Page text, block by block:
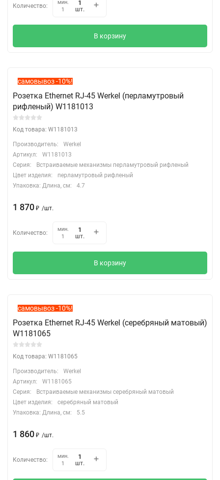
Количество:
мин.
1
шт.
В корзину
самовывоз -10%!
Розетка Ethernet RJ-45 Werkel (перламутровый
рифленый) W1181013
Код товара: W1181013
Производитель:
Werkel
Артикул:
W1181013
Серия:
Встраиваемые механизмы перламутровый рифленый
Цвет изделия:
перламутровый рифленый
Упаковка: Длина, cм:
4.7
1 870 ₽ /шт.
Количество:
мин.
1
шт.
В корзину
самовывоз -10%!
Розетка Ethernet RJ-45 Werkel (серебряный матовый)
W1181065
Код товара: W1181065
Производитель:
Werkel
Артикул:
W1181065
Серия:
Встраиваемые механизмы серебряный матовый
Цвет изделия:
серебряный матовый
Упаковка: Длина, cм:
5.5
1 860 ₽ /шт.
Количество:
мин.
1
шт.